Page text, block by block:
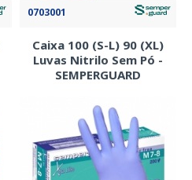
0703001
Caixa 100 (S-L) 90 (XL)
Luvas Nitrilo Sem Pó -
SEMPERGUARD